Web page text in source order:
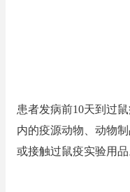
患者发病前10天到过
内的疫源动物、动物
或接触过鼠疫实验用品